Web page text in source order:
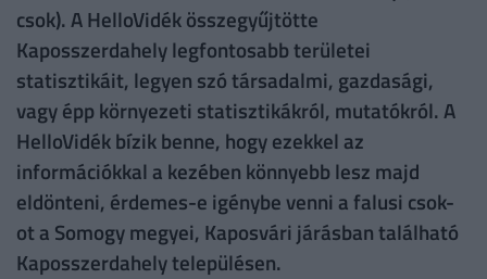
csok). A HelloVidék összegyűjtötte
Kaposszerdahely legfontosabb területei
statisztikáit, legyen szó társadalmi, gazdasági,
vagy épp környezeti statisztikákról, mutatókról. A
HelloVidék bízik benne, hogy ezekkel az
információkkal a kezében könnyebb lesz majd
eldönteni, érdemes-e igénybe venni a falusi csok-
ot a Somogy megyei, Kaposvári járásban található
Kaposszerdahely településen.